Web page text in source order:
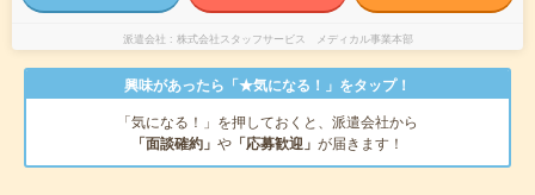
派遣会社 株式会社スタッフサービス メディカル事業本部
興味があったら「★気になる！」をタップ！
「気になる！」を押しておくと、派遣会社から
「面談確約」 や 「応募歓迎」 が届きます！